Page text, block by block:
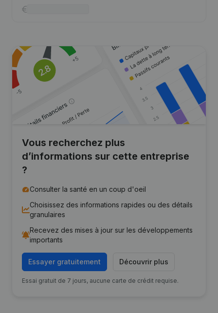
Vous recherchez plus
d’informations sur cette entreprise
?
Consulter la santé en un coup d'oeil
Choisissez des informations rapides ou des détails
granulaires
Recevez des mises à jour sur les développements
importants
Essayer gratuitement Découvrir plus
Essai gratuit de 7 jours, aucune carte de crédit requise.